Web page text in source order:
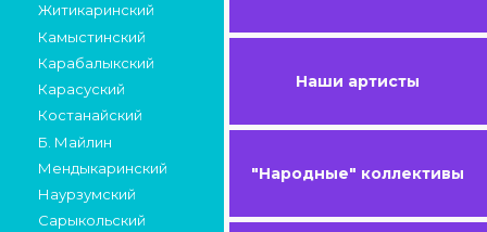
Житикаринский
Камыстинский
Карабалыкский
Карасуский
Костанайский
Б. Майлин
Мендыкаринский
Наурзумский
Сарыкольский
Наши артисты
"Народные" коллективы